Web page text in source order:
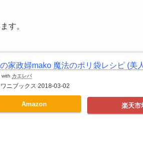
す。
家政婦mako 魔法のポリ袋レシピ (美
with カエレバ
ニブックス 2018-03-02
Amazon 楽天市